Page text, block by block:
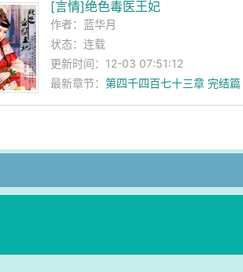
[言情]绝色毒医王妃
作者： 蓝华月
状态：连载
更新时间：12-03 07:51:12
最新章节：第四千四百七十三章 完结篇